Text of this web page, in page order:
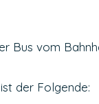
Bus vom
der Folgende: